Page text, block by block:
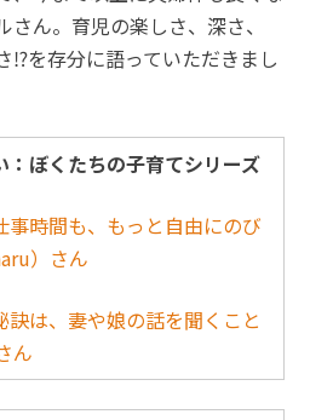
さん。育児の楽しさ、深さ、
⁉を存分に語っていただきまし
：ぼくたちの子育てシリーズ
事時間も、もっと自由にのび
）さん
訣は、妻や娘の話を聞くこと
ん